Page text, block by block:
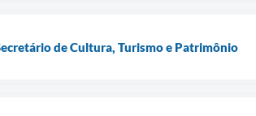
de Cultura, Turismo e Patrimônio